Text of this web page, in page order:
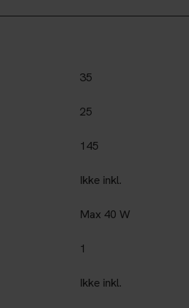
35
25
145
Ikke inkl.
Max 40 W
1
Ikke inkl.